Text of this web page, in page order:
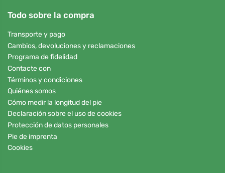
Todo sobre la compra
Transporte y pago
Cambios, devoluciones y reclamaciones
Programa de fidelidad
Contacte con
Términos y condiciones
Quiénes somos
Cómo medir la longitud del pie
Declaración sobre el uso de cookies
Protección de datos personales
Pie de imprenta
Cookies